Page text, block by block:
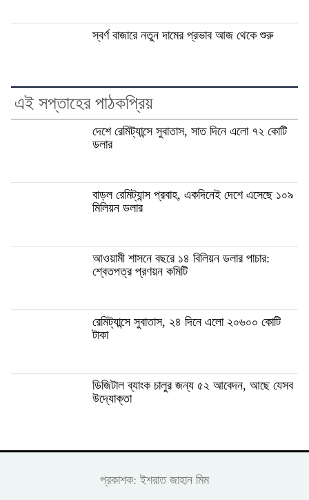
স্বর্ণ বাজারে নতুন দামের প্রভাব আজ থেকে শুরু
এই সপ্তাহের পাঠকপ্রিয়
দেশে রেমিট্যান্সে সুবাতাস, সাত দিনে এলো ৭২ কোটি
ডলার
বাড়ল রেমিট্যান্স প্রবাহ, একদিনেই দেশে এসেছে ১০৯
মিলিয়ন ডলার
আওয়ামী শাসনে বছরে ১৪ বিলিয়ন ডলার পাচার:
শ্বেতপত্র প্রণয়ন কমিটি
রেমিট্যান্সে সুবাতাস, ২৪ দিনে এলো ২০৬০০ কোটি
টাকা
ডিজিটাল ব্যাংক চালুর জন্য ৫২ আবেদন, আছে যেসব
উদ্যোক্তা
প্রকাশক: ইশরাত জাহান মিম